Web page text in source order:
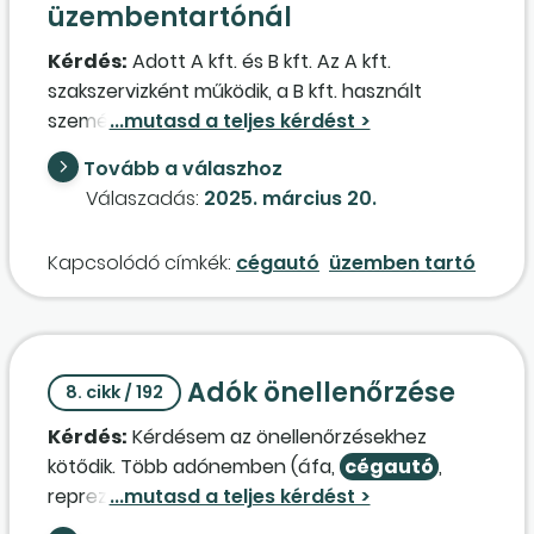
üzembentartónál
Kérdés: Adott A kft. és B kft. Az A kft.
szakszervizként működik, a B kft. használt
személygépkocsikkal kereskedő cég. Mindkét
cégben több tárgyi eszközként nyilvántartott
személygépkocsi van, mivel karosszériajavítás,
szervizelés esetén csereautókat biztosítunk
tulajdonában lévő, tárgyi eszközként
nyilvántartott autónkat a B kft. nevére
átírattuk üzembentartóként, ugyanis kötelező
kedvezőbb a díjtétel, ha flottában kötjük azt
meg. Hol kell megfizetni a
tulajdonosnak vagy az üzembentartónak kell
azt bevallania, befizetnie? Az
üzemanyagköltség hol számolható el?
Tovább a válaszhoz
Válaszadás: 2025. március 20.
Kapcsolódó címkék: cégautó üzemben tartó
8. cikk / 192 Adók önellenőrzése
Kérdés: Kérdésem az önellenőrzésekhez
kötődik. Több adónemben (áfa, cégautó ,
reprezentáció) is beadtunk 2024-ben előző
éveket érintően önellenőrzéseket. Ezen tételek